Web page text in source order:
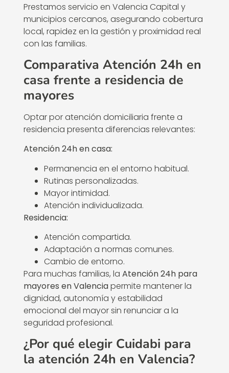
Prestamos servicio en Valencia Capital y
municipios cercanos, asegurando cobertura
local, rapidez en la gestión y proximidad real
con las familias.
Comparativa Atención 24h en
casa frente a residencia de
mayores
Optar por atención domiciliaria frente a
residencia presenta diferencias relevantes:
Atención 24h en casa:
Permanencia en el entorno habitual.
Rutinas personalizadas.
Mayor intimidad.
Atención individualizada.
Residencia:
Atención compartida.
Adaptación a normas comunes.
Cambio de entorno.
Para muchas familias, la Atención 24h para
mayores en Valenciapermite mantener la
dignidad, autonomía y estabilidad
emocional del mayor sin renunciar a la
seguridad profesional.
¿Por qué elegir Cuidabi para
la atención 24h en Valencia?